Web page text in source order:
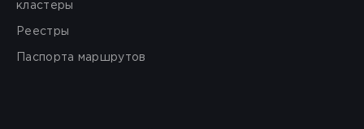
кластеры
Реестры
Паспорта маршрутов